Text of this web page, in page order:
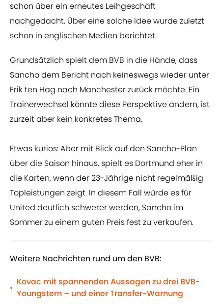
schon über ein erneutes Leihgeschäft
nachgedacht. Über eine solche Idee wurde zuletzt
schon in englischen Medien berichtet.
Grundsätzlich spielt dem BVB in die Hände, dass
Sancho dem Bericht nach keineswegs wieder unter
Erik ten Hag nach Manchester zurück möchte. Ein
Trainerwechsel könnte diese Perspektive ändern, ist
zurzeit aber kein konkretes Thema.
Etwas kurios: Aber mit Blick auf den Sancho-Plan
über die Saison hinaus, spielt es Dortmund eher in
die Karten, wenn der 23-Jährige nicht regelmäßig
Topleistungen zeigt. In diesem Fall würde es für
United deutlich schwerer werden, Sancho im
Sommer zu einem guten Preis fest zu verkaufen.
Weitere Nachrichten rund um den BVB:
•
Kovac mit spannenden Aussagen zu drei BVB-
Youngstern – und einer Transfer-Warnung